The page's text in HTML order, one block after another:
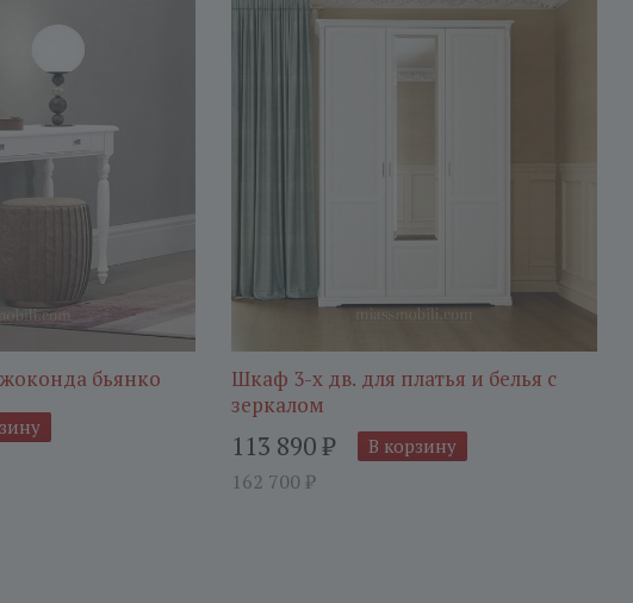
бьянко
Шкаф 3-х дв. для платья и белья с
зеркалом
113 890₽
162 700 ₽
В корзину